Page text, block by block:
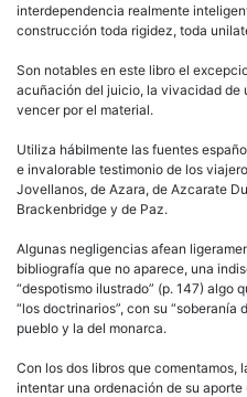
interdependencia realmente
construcción toda rigidez, toda
Son notables en este libro el
acuñación del juicio, la vivacidad de
vencer por el material.
Utiliza hábilmente las fuentes
e invalorable testimonio de los
Jovellanos, de Azara, de Azcarate
Brackenbridge y de Paz.
Algunas negligencias afean
bibliografía que no aparece, una
“despotismo ilustrado” (p. 147) algo
“los doctrinarios”, con su “soberanía
pueblo y la del monarca.
Con los dos libros que comentamos,
intentar una ordenación de su